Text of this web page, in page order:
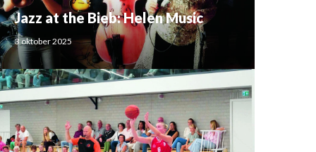
Jazz at the Bieb: Helen Music
3 oktober 2025